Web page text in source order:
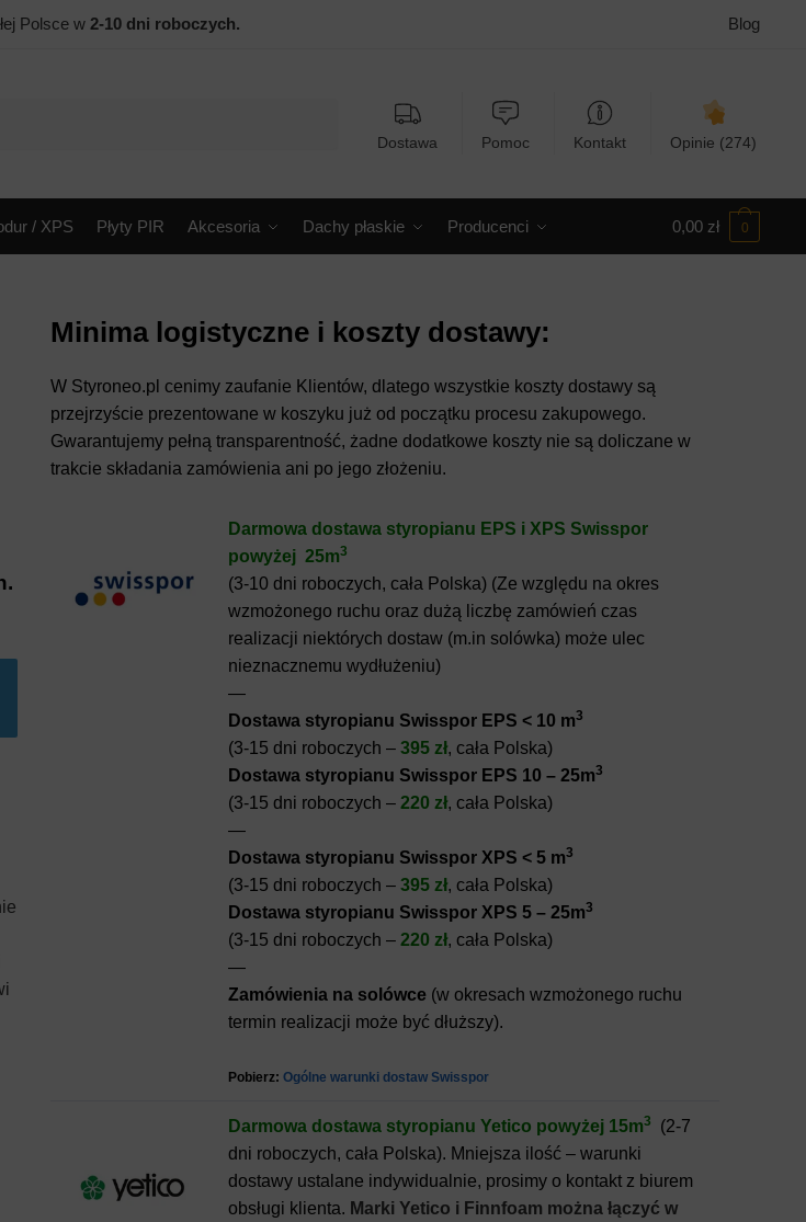
Polsce w 2-10 dni roboczych. Blog
Dostawa Pomoc Kontakt Opinie (274)
/ XPS Płyty PIR Akcesoria Dachy płaskie Producenci 0,00 zł 0
Minima logistyczne i koszty dostawy:
W Styroneo.pl cenimy zaufanie Klientów, dlatego wszystkie koszty dostawy są
przejrzyście prezentowane w koszyku już od początku procesu zakupowego.
Gwarantujemy pełną transparentność, żadne dodatkowe koszty nie są doliczane w
trakcie składania zamówienia ani po jego złożeniu.
Darmowa dostawa styropianu EPS i XPS Swisspor
powyżej 25m3
(3-10 dni roboczych, cała Polska) (Ze względu na okres
wzmożonego ruchu oraz dużą liczbę zamówień czas
realizacji niektórych dostaw (m.in solówka) może ulec
nieznacznemu wydłużeniu)
—
Dostawa styropianu Swisspor EPS < 10 m3
(3-15 dni roboczych –395 zł, cała Polska)
Dostawa styropianu Swisspor EPS 10 – 25m3
(3-15 dni roboczych –220 zł, cała Polska)
—
Dostawa styropianu Swisspor XPS < 5 m3
(3-15 dni roboczych –395 zł, cała Polska)
Dostawa styropianu Swisspor XPS 5 – 25m3
(3-15 dni roboczych –220 zł, cała Polska)
—
Zamówienia na solówce (w okresach wzmożonego ruchu
termin realizacji może być dłuższy).
Pobierz:Ogólne warunki dostaw Swisspor
Darmowa dostawa styropianu Yetico powyżej 15m3
(2-7
dni roboczych, cała Polska). Mniejsza ilość – warunki
dostawy ustalane indywidualnie, prosimy o kontakt z biurem
obsługi klienta. Marki Yetico i Finnfoam można łączyć w